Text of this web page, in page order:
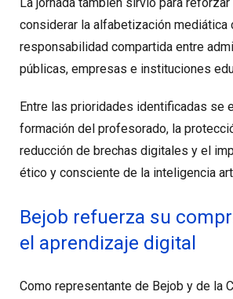
considerar la alfabetización mediática
responsabilidad compartida entre
públicas, empresas e instituciones
Entre las prioridades identificadas se
formación del profesorado, la
reducción de brechas digitales y el
ético y consciente de la inteligencia
Bejob refuerza su
el aprendizaje digital
Como representante de Bejob y de la